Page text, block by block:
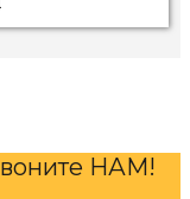
НАМ!